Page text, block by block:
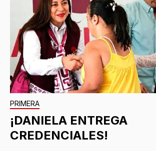
PRIMERA
¡DANIELA ENTREGA
CREDENCIALES!